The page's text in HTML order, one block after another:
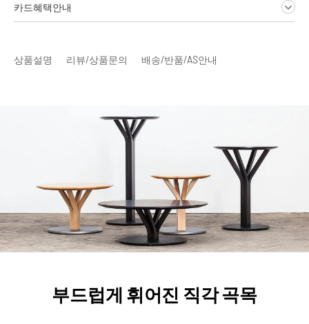
카드혜택안내
상품설명 리뷰/상품문의 배송/반품/AS안내
부드럽게 휘어진 직각 곡목